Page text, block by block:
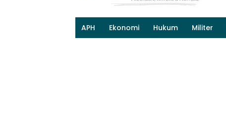
APH Ekonomi Hukum Militer